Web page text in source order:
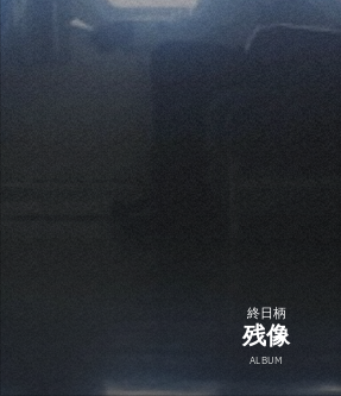
終日柄
残像
ALBUM